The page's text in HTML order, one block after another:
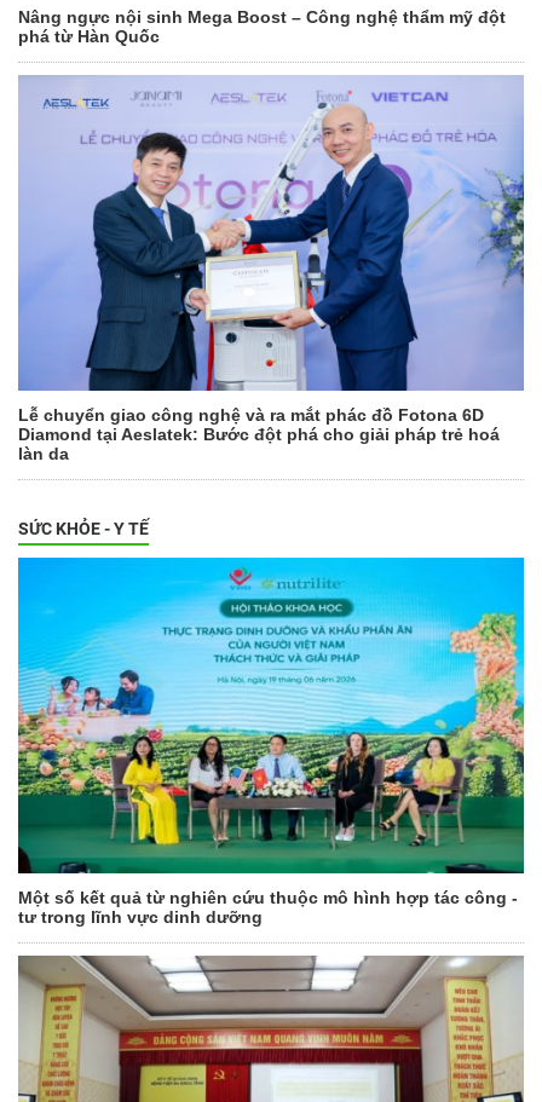
Nâng ngực nội sinh Mega Boost – Công nghệ thẩm mỹ đột
phá từ Hàn Quốc
Lễ chuyển giao công nghệ và ra mắt phác đồ Fotona 6D
Diamond tại Aeslatek: Bước đột phá cho giải pháp trẻ hoá
làn da
SỨC KHỎE - Y TẾ
Một số kết quả từ nghiên cứu thuộc mô hình hợp tác công -
tư trong lĩnh vực dinh dưỡng